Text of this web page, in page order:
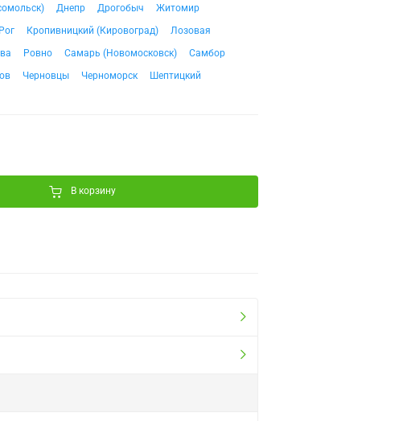
Днепр Дрогобыч
Житомир
Кропивницкий (Кировоград)
Лозовая
Ровно Самарь (Новомосковск)
Самбор
Черновцы Черноморск Шептицкий
В корзину